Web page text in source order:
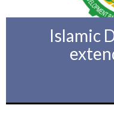
Islamic